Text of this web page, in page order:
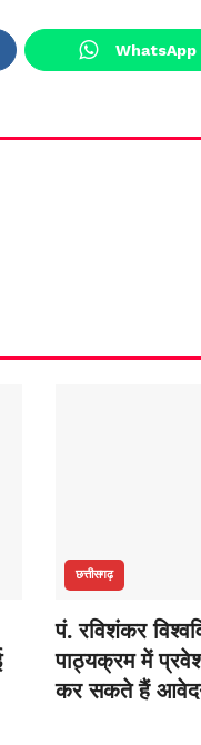
WhatsApp
छत्तीसगढ़
पं. रविशंकर
पाठ्यक्रम में
कर सकते हैं